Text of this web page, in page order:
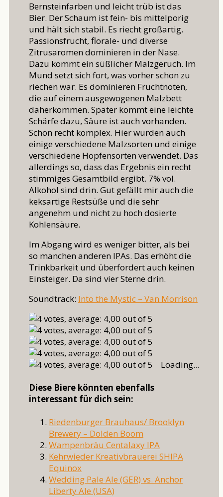
Bernsteinfarben und leicht trüb ist das
Bier. Der Schaum ist fein- bis mittelporig
und hält sich stabil. Es riecht großartig.
Passionsfrucht, florale- und diverse
Zitrusaromen dominieren in der Nase.
Dazu kommt ein süßlicher Malzgeruch. Im
Mund setzt sich fort, was vorher schon zu
riechen war. Es dominieren Fruchtnoten,
die auf einem ausgewogenen Malzbett
daherkommen. Später kommt eine leichte
Schärfe dazu, Säure ist auch vorhanden.
Schon recht komplex. Hier wurden auch
einige verschiedene Malzsorten und einige
verschiedene Hopfensorten verwendet. Das
allerdings so, dass das Ergebnis ein recht
stimmiges Gesamtbild ergibt. 7% vol.
Alkohol sind drin. Gut gefällt mir auch die
keksartige Restsüße und die sehr
angenehm und nicht zu hoch dosierte
Kohlensäure.
Im Abgang wird es weniger bitter, als bei
so manchen anderen IPAs. Das erhöht die
Trinkbarkeit und überfordert auch keinen
Einsteiger. Da sind vier Sterne drin.
Soundtrack: Into the Mystic – Van Morrison
Loading...
Diese Biere könnten ebenfalls
interessant für dich sein:
Riedenburger Brauhaus/ Brooklyn
Brewery – Dolden Boom
Wampenbräu Centalaxy IPA
Kehrwieder Kreativbrauerei SHIPA
Equinox
Wedding Pale Ale (GER) vs. Anchor
Liberty Ale (USA)